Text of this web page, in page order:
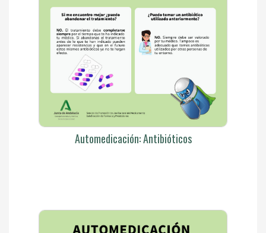
Automedicación: Antibióticos